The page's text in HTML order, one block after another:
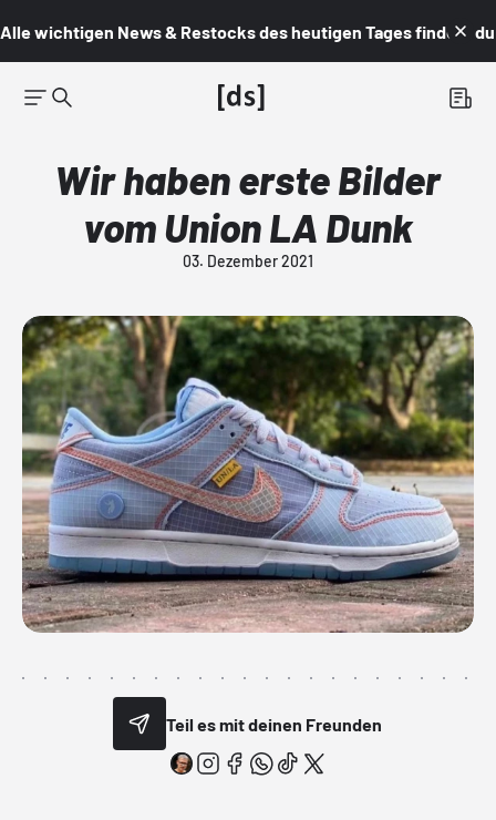
Alle wichtigen News & Restocks des heutigen Tages findest du
Wir haben erste Bilder
vom Union LA Dunk
03. Dezember 2021
Teil es mit deinen Freunden